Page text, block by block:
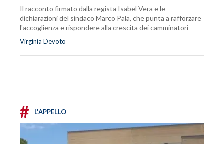
Il racconto firmato dalla regista Isabel Vera e le
dichiarazioni del sindaco Marco Pala, che punta a rafforzare
l'accoglienza e rispondere alla crescita dei camminatori
Virginia Devoto
# L'APPELLO